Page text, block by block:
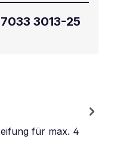
3013-25
für max. 4